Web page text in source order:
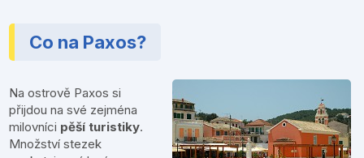
Co na Paxos?
Na ostrově Paxos si
přijdou na své zejména
milovníci pěší turistiky.
Množství stezek